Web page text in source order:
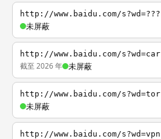
http://www.baidu.com/s?wd=???
未屏蔽
http://www.baidu.com/s?wd=car
截至 2026 年 未屏蔽
http://www.baidu.com/s?wd=tor
未屏蔽
http://www.baidu.com/s?wd=vpn